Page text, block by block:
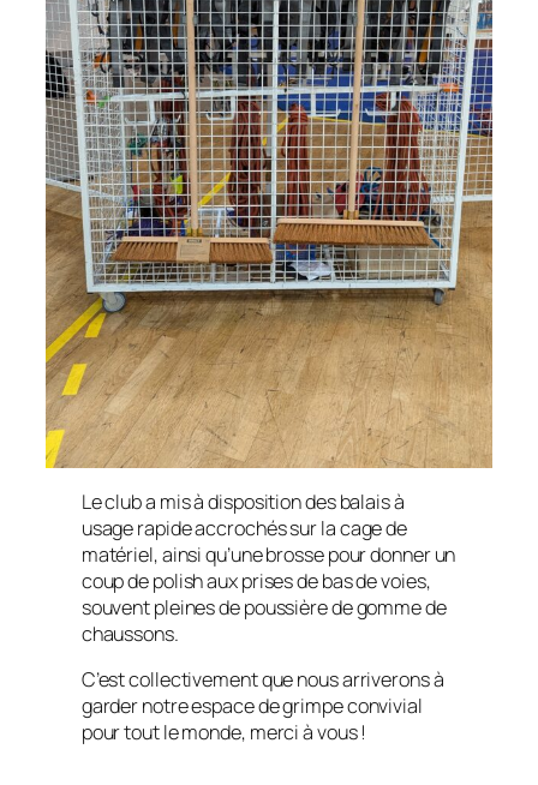
Le club a mis à disposition des balais à
usage rapide accrochés sur la cage de
matériel, ainsi qu’une brosse pour donner un
coup de polish aux prises de bas de voies,
souvent pleines de poussière de gomme de
chaussons.
C’est collectivement que nous arriverons à
garder notre espace de grimpe convivial
pour tout le monde, merci à vous !